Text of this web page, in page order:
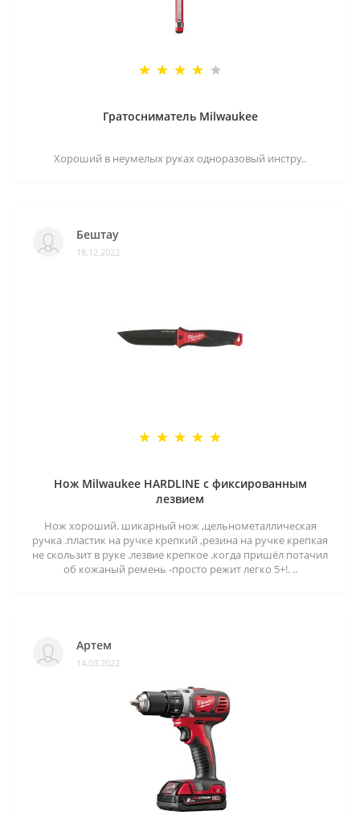
Гратосниматель Milwaukee
Хороший в неумелых руках одноразовый инстру..
Бештау
18.12.2022
Нож Milwaukee HARDLINE с фиксированным
лезвием
Нож хороший. шикарный нож ,цельнометаллическая
ручка .пластик на ручке крепкий ,резина на ручке крепкая
не скользит в руке .лезвие крепкое .когда пришёл потачил
об кожаный ремень -просто режит легко 5+!. ..
Артем
14.03.2022